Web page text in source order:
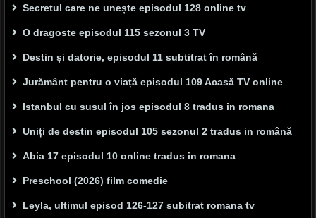
Secretul care ne unește episodul 128 online tv
O dragoste episodul 115 sezonul 3 TV
Destin și datorie, episodul 11 subtitrat în română
Jurământ pentru o viață episodul 109 Acasă TV online
Istanbul cu susul în jos episodul 8 tradus in romana
Uniți de destin episodul 105 sezonul 2 tradus in română
Abia 17 episodul 10 online tradus in romana
Preschool (2026) film comedie
Leyla, ultimul episod 126-127 subitrat romana tv